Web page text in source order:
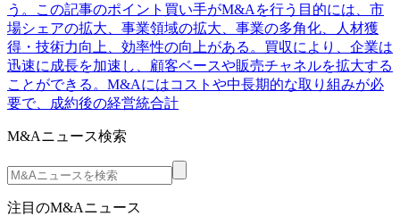
う。この記事のポイント買い手がM&Aを行う目的には、市
場シェアの拡大、事業領域の拡大、事業の多角化、人材獲
得・技術力向上、効率性の向上がある。買収により、企業は
迅速に成長を加速し、顧客ベースや販売チャネルを拡大する
ことができる。M&Aにはコストや中長期的な取り組みが必
要で、成約後の経営統合計
M&Aニュース検索
注目のM&Aニュース